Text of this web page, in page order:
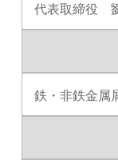
代表取締役
鉄・非鉄金属